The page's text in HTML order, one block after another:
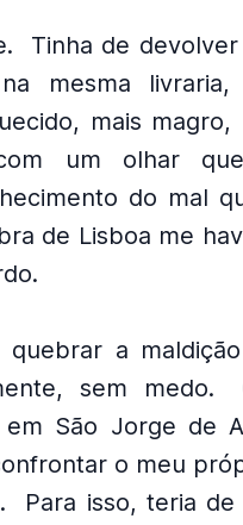
Tinha de
na mesma
mais
um olhar
do mal
de Lisboa me
a
sem medo.
São Jorge de
o meu
Para isso, teria